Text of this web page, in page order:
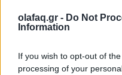
olafaq.gr - Do Not
Information
If you wish to opt-out of
processing of your